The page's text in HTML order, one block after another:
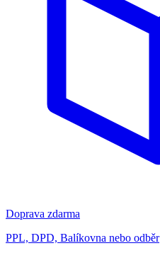
Doprava zdarma
PPL, DPD, Balíkovna nebo odběr